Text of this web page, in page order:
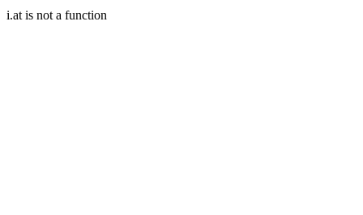
i.at is not a function